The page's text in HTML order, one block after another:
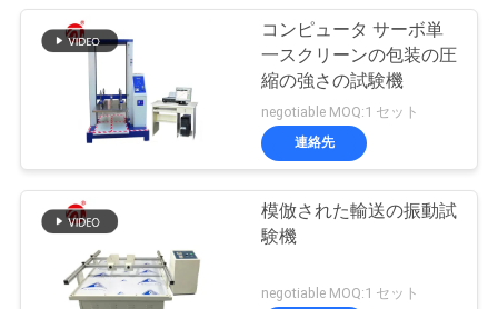
コンピュータ サーボ単
一スクリーンの包装の圧
縮の強さの試験機
negotiable MOQ:1 セット
連絡先
模倣された輸送の振動試
験機
negotiable MOQ:1 セット